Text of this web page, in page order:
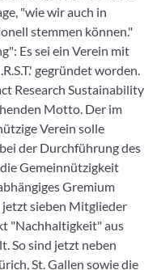
"wie wir auch in
stemmen können."
Es sei ein Verein mit
gegründet worden.
Research Sustainability
Motto. Der im
Verein solle
der Durchführung des
Gemeinnützigkeit
Gremium
sieben Mitglieder
"Nachhaltigkeit" aus
So sind jetzt neben
St. Gallen sowie die